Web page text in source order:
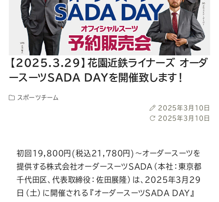
ダ
ー
ス
ー
SADA
の
ダ
ー
ス
SADA
の
ダ
ー
ス
SADA
の
ダ
ー
ス
SADA
の
ダ
ー
ス
SADA
の
【2025.3.29】花園近鉄ライナーズ オーダ
ースーツSADA DAYを開催致します！
スポーツチーム
投
稿
2025年3月10日
最
新
2025年3月10日
初回19,800円(税込21,780円)～オーダースーツを
提供する株式会社オーダースーツSADA（本社：東京都
千代田区、代表取締役：佐田展隆）は、2025年3月29
日（土）に開催される『オーダースーツSADA DAY』